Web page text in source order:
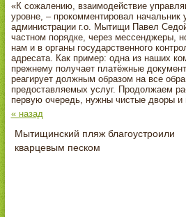
«К сожалению, взаимодействие
уровне, – прокомментировал начальник
администрации г.о. Мытищи Павел
частном порядке, через мессенджеры,
нам и в органы государственного
адресата. Как пример: одна из наших
прежнему получает платёжные
реагирует должным образом на все
предоставляемых услуг. Продолжаем
первую очередь, нужны чистые дворы и
« назад
Мытищинский пляж благоустроили
кварцевым песком